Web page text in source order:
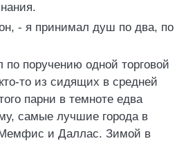
- я принимал душ по два, по
поручению одной торговой
то из сидящих в средней
парни в темноте едва
самые лучшие города в
и Даллас. Зимой в